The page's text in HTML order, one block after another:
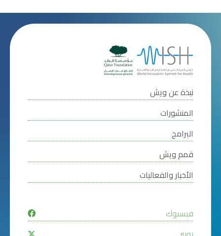
نبذة عن ويش
المنشورات
البرامج
قمم ويش
الأخبار والفعاليات
فيسبوك